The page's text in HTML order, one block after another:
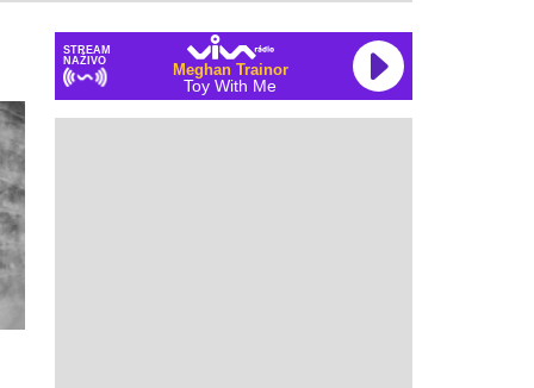
STREAM
NAŽIVO
Meghan Trainor
Toy With Me